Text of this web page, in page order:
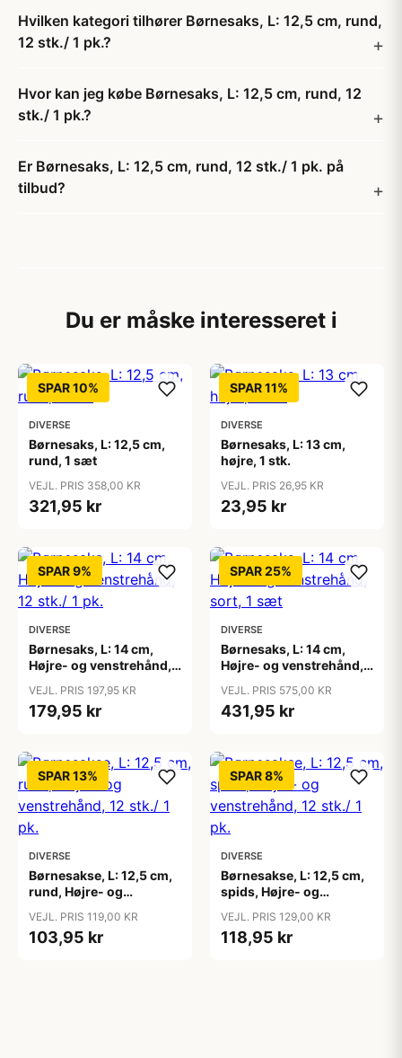
Hvilken kategori tilhører Børnesaks, L: 12,5 cm, rund,
12 stk./ 1 pk.?
Hvor kan jeg købe Børnesaks, L: 12,5 cm, rund, 12
stk./ 1 pk.?
Er Børnesaks, L: 12,5 cm, rund, 12 stk./ 1 pk. på
tilbud?
Du er måske interesseret i
SPAR 10%
DIVERSE
Børnesaks, L: 12,5 cm,
rund, 1 sæt
VEJL. PRIS 358,00 KR
321,95 kr
SPAR 11%
DIVERSE
Børnesaks, L: 13 cm,
højre, 1 stk.
VEJL. PRIS 26,95 KR
23,95 kr
SPAR 9%
DIVERSE
Børnesaks, L: 14 cm,
Højre- og venstrehånd,
VEJL. PRIS 197,95 KR
179,95 kr
SPAR 25%
DIVERSE
Børnesaks, L: 14 cm,
Højre- og venstrehånd,
VEJL. PRIS 575,00 KR
431,95 kr
SPAR 13%
DIVERSE
Børnesakse, L: 12,5 cm,
rund, Højre- og
pk.
VEJL. PRIS 119,00 KR
103,95 kr
SPAR 8%
DIVERSE
Børnesakse, L: 12,5 cm,
spids, Højre- og
pk.
VEJL. PRIS 129,00 KR
118,95 kr